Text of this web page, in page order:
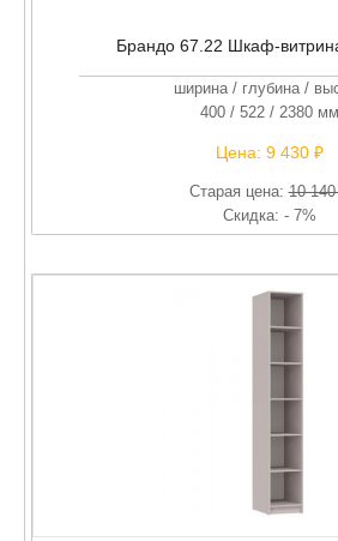
Брандо 67.22 Шкаф-
ширина / глубина /
400 / 522 / 2380 мм
Цена: 9 430 ₽
Старая цена:10
Скидка: - 7%